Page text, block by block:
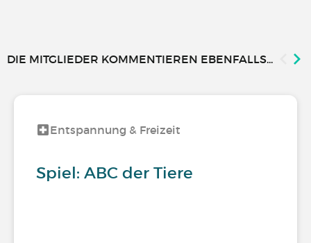
DIE MITGLIEDER KOMMENTIEREN EBENFALLS...
Entspannung & Freizeit
Spiel: ABC der Tiere